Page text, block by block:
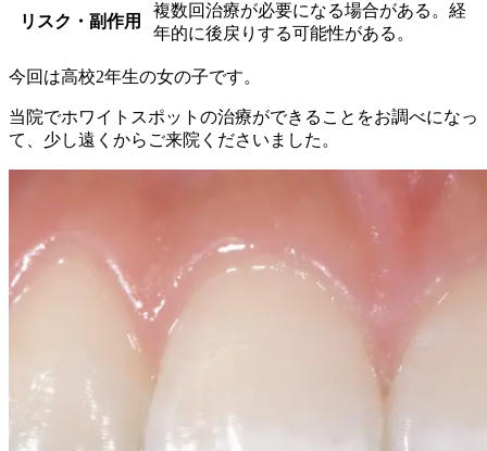
リスク・副作用
複数回治療が必要になる場合がある。経
年的に後戻りする可能性がある。
今回は高校2年生の女の子です。
当院でホワイトスポットの治療ができることをお調べになっ
て、少し遠くからご来院くださいました。